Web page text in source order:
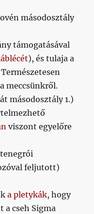
másodosztály
támogatásával
), és tulaja a
meccsünkről.
másodosztály 1.)
viszont egyelőre
feljutott)
a pletykák, hogy
a cseh Sigma